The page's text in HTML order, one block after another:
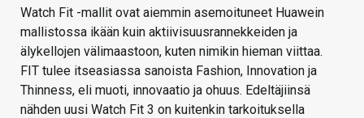
Watch Fit -mallit ovat aiemmin asemoituneet Huawein
mallistossa ikään kuin aktiivisuusrannekkeiden ja
älykellojen välimaastoon, kuten nimikin hieman viittaa.
FIT tulee itseasiassa sanoista Fashion, Innovation ja
Thinness, eli muoti, innovaatio ja ohuus. Edeltäjiinsä
nähden uusi Watch Fit 3 on kuitenkin tarkoituksella